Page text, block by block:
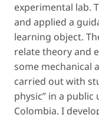
experimental lab.
and applied a
learning object.
relate theory and
some mechanical
carried out with
physic” in a
Colombia. I